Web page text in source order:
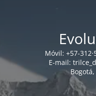
Móvil: +57-
E-mail: